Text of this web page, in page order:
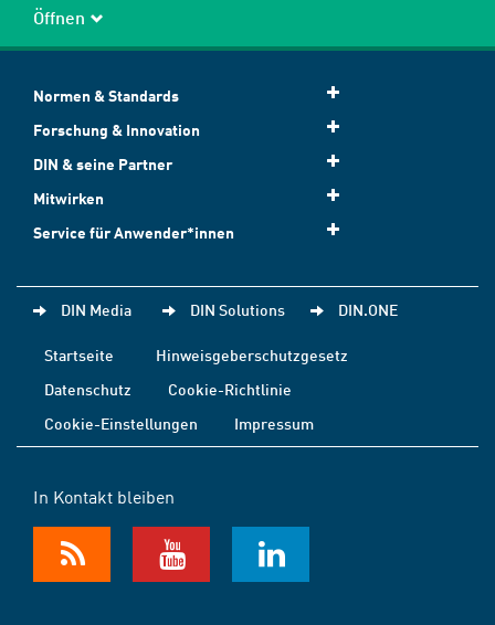
Öffnen
Normen & Standards
Forschung & Innovation
DIN & seine Partner
Mitwirken
Service für Anwender*innen
DIN Media DIN Solutions DIN.ONE
Startseite
Hinweisgeberschutzgesetz
Datenschutz
Cookie-Richtlinie
Cookie-Einstellungen
Impressum
In Kontakt bleiben